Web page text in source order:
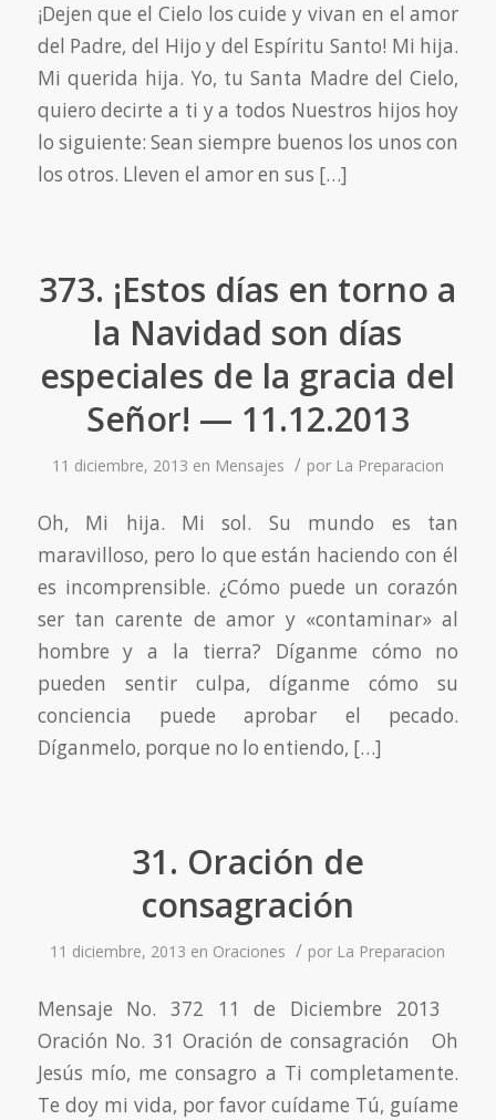
¡Dejen que el Cielo los cuide y vivan en el amor
del Padre, del Hijo y del Espíritu Santo! Mi hija.
Mi querida hija. Yo, tu Santa Madre del Cielo,
quiero decirte a ti y a todos Nuestros hijos hoy
lo siguiente: Sean siempre buenos los unos con
los otros. Lleven el amor en sus […]
373. ¡Estos días en torno a
la Navidad son días
especiales de la gracia del
Señor! — 11.12.2013
11 diciembre, 2013 en Mensajes / por La Preparacion
Oh, Mi hija. Mi sol. Su mundo es tan
maravilloso, pero lo que están haciendo con él
es incomprensible. ¿Cómo puede un corazón
ser tan carente de amor y «contaminar» al
hombre y a la tierra? Díganme cómo no
pueden sentir culpa, díganme cómo su
conciencia puede aprobar el pecado.
Díganmelo, porque no lo entiendo, […]
31. Oración de
consagración
11 diciembre, 2013 en Oraciones / por La Preparacion
Mensaje No. 372 11 de Diciembre 2013
Oración No. 31 Oración de consagración Oh
Jesús mío, me consagro a Ti completamente.
Te doy mi vida, por favor cuídame Tú, guíame